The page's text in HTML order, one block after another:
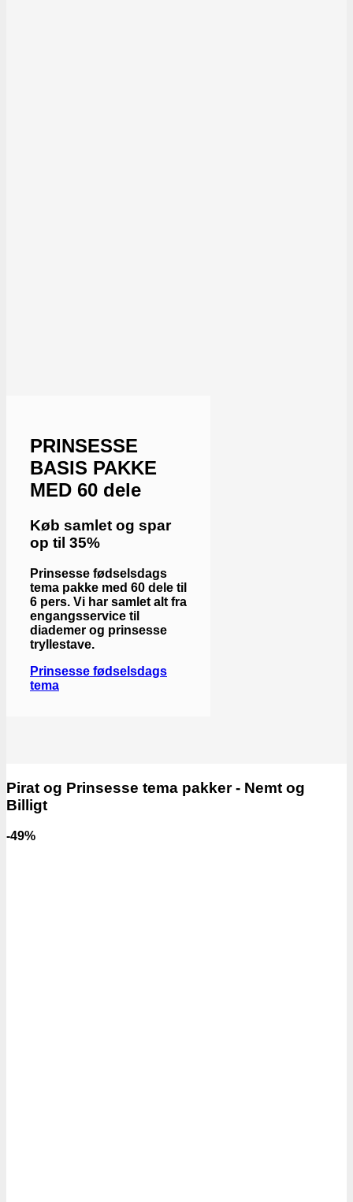
PRINSESSE
BASIS PAKKE
MED 60 dele
Køb samlet og spar
op til 35%
Prinsesse fødselsdags
tema pakke med 60 dele til
6 pers. Vi har samlet alt fra
engangsservice til
diademer og prinsesse
tryllestave.
Prinsesse fødselsdags
tema
Pirat og Prinsesse tema pakker - Nemt og
Billigt
-49%